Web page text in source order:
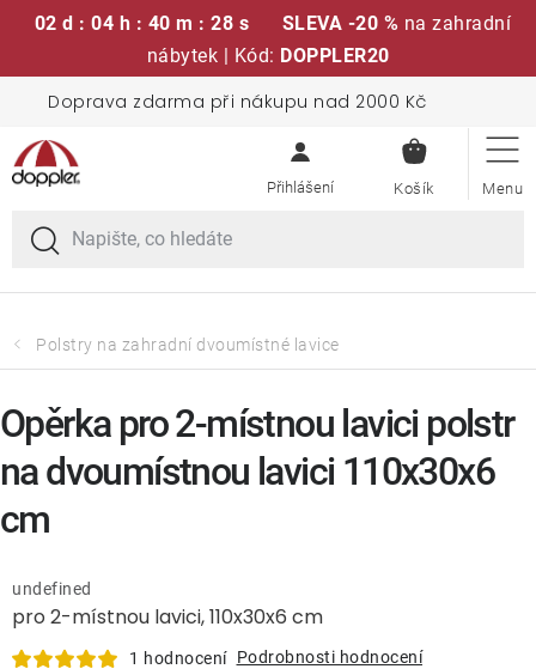
02 d : 04 h : 40 m : 27 s SLEVA -20 % na zahradní
nábytek | Kód: DOPPLER20
obsah
Doprava zdarma při nákupu nad 2000 Kč
KOŠÍK
Sedací soupravy
Slunečníky
Křesla a židle
Lavice a houpačky
Doplňky
Polstry na zahradní dvoumístné lavice
pro 2-místnou lavici, 110x30x6 cm
undefined
1 hodnocení Podrobnosti hodnocení
Opěrka pro 2-místnou lavici polstr
na dvoumístnou lavici 110x30x6
cm